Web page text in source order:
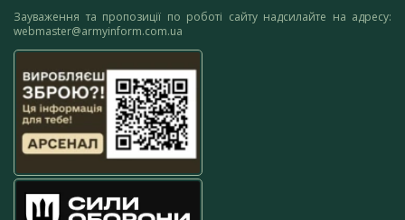
Зауваження та пропозиції по роботі сайту надсилайте на адресу:
webmaster@armyinform.com.ua